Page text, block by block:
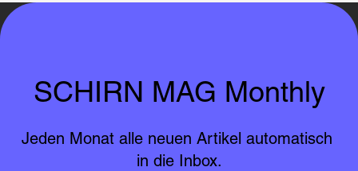
SCHIRN MAG Monthly
Jeden Monat alle neuen Artikel automatisch
in die Inbox.